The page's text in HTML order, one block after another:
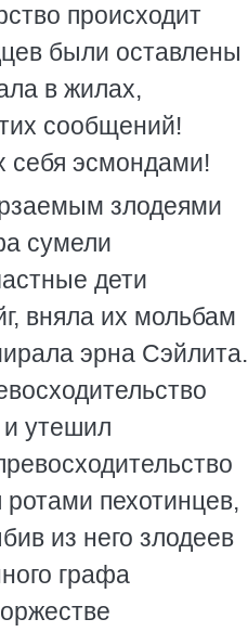
происходит
были оставлены
в жилах,
сообщений!
себя эсмондами!
злодеями
сумели
дети
вняла их мольбам
эрна Сэйлита.
утешил
пехотинцев,
из него злодеев
графа